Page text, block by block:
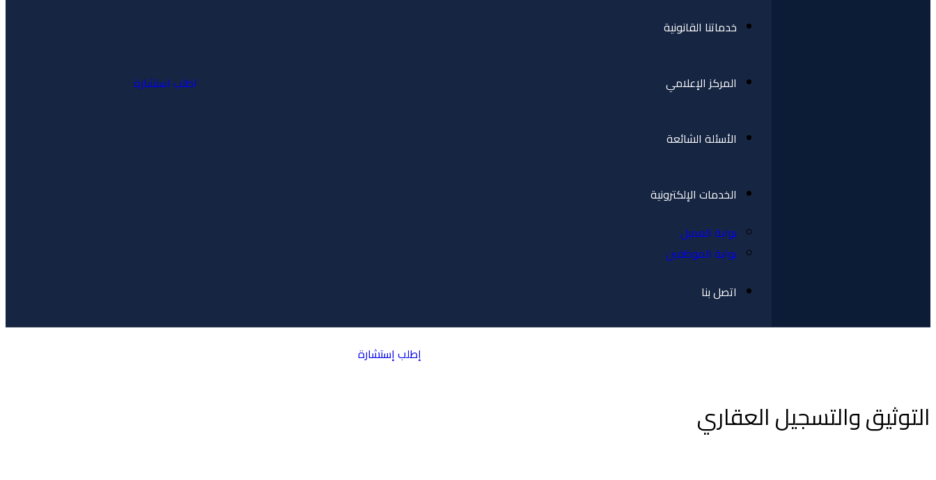
خدماتنا القانونية
المركز الإعلامي
الأسئلة الشائعة
الخدمات الإلكترونية
بوابة العميل
بوابة الموظفين
اتصل بنا
اطلب استشارة
إطلب إستشارة
التوثيق والتسجيل العقاري